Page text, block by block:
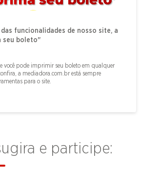
das funcionalidades de nosso site, a
seu boleto"
você pode imprimir seu boleto em qualquer
a mediadora.com.br está sempre
para o site.
e participe: